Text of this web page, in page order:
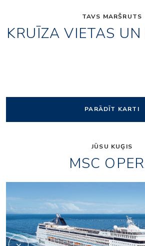
TAVS MARŠRUTS
KRUĪZA VIETAS
PARĀDĪT KARTI
JŪSU KUĢIS
MSC